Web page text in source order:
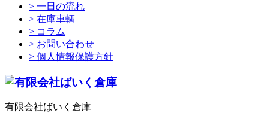
> 一日の流れ
> 在庫車輌
> コラム
> お問い合わせ
> 個人情報保護方針
有限会社ばいく倉庫